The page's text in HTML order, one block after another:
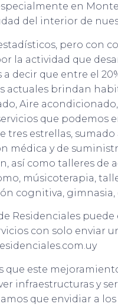
en
del interior de
pero con
la actividad que
decir que entre el
actuales brindan
Aire acondicionado,
que podemos
tres estrellas, sumado
médica y de
así como talleres de
músicoterapia,
cognitiva, gimnasia,
Residenciales
con solo enviar
que este
infraestructuras y
que envidiar a los